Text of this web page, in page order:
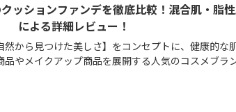
ッションファンデを徹底比較！混合肌・脂
による詳細レビュー！
から見つけた美しさ】をコンセプトに、健康的な
やメイクアップ商品を展開する人気のコスメブラ